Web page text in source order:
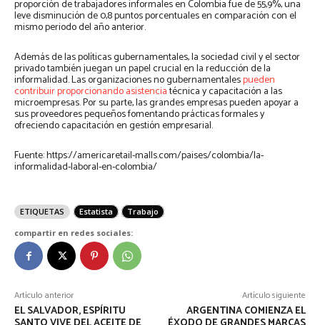
proporción de trabajadores informales en Colombia fue de 55,9%, una
leve disminución de 0,8 puntos porcentuales en comparación con el
mismo periodo del año anterior.
Además de las políticas gubernamentales, la sociedad civil y el sector
privado también juegan un papel crucial en la reducción de la
informalidad. Las organizaciones no gubernamentalespueden
contribuir proporcionando asistenciatécnica y capacitación a las
microempresas. Por su parte, las grandes empresas pueden apoyar a
sus proveedores pequeños fomentando prácticas formales y
ofreciendo capacitación en gestión empresarial.
Fuente: https://americaretail-malls.com/paises/colombia/la-
informalidad-laboral-en-colombia/
ETIQUETAS Estatista
Trabajo
compartir en redes sociales:
Artículo anterior
EL SALVADOR, ESPÍRITU
Artículo siguiente
ARGENTINA COMIENZA EL